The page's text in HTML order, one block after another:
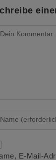
E-Mail-